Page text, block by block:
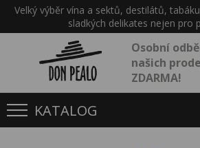
Velký výběr vína a sektů, destilátů,
sladkých delikates nejen pro
Osobní
našich
ZDARMA!
KATALOG